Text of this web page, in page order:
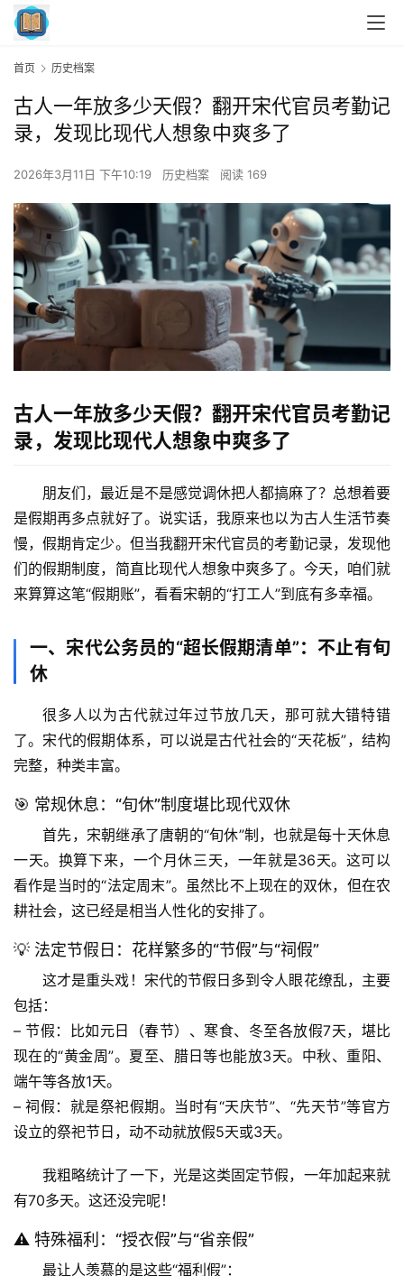
首页 历史档案
古人一年放多少天假？翻开宋代官员考勤记
录，发现比现代人想象中爽多了
2026年3月11日 下午10:19 历史档案 阅读 169
古人一年放多少天假？翻开宋代官员考勤记
录，发现比现代人想象中爽多了
朋友们，最近是不是感觉调休把人都搞麻了？总想着要
是假期再多点就好了。说实话，我原来也以为古人生活节奏
慢，假期肯定少。但当我翻开宋代官员的考勤记录，发现他
们的假期制度，简直比现代人想象中爽多了。今天，咱们就
来算算这笔“假期账”，看看宋朝的“打工人”到底有多幸福。
一、宋代公务员的“超长假期清单”：不止有旬
休
很多人以为古代就过年过节放几天，那可就大错特错
了。宋代的假期体系，可以说是古代社会的“天花板”，结构
完整，种类丰富。
🎯 常规休息：“旬休”制度堪比现代双休
首先，宋朝继承了唐朝的“旬休”制，也就是每十天休息
一天。换算下来，一个月休三天，一年就是36天。这可以
看作是当时的“法定周末”。虽然比不上现在的双休，但在农
耕社会，这已经是相当人性化的安排了。
💡 法定节假日：花样繁多的“节假”与“祠假”
这才是重头戏！宋代的节假日多到令人眼花缭乱，主要
包括：
– 节假 ：比如元日（春节）、寒食、冬至各放假7天，堪比
现在的“黄金周”。夏至、腊日等也能放3天。中秋、重阳、
端午等各放1天。
– 祠假 ：就是祭祀假期。当时有“天庆节”、“先天节”等官方
设立的祭祀节日，动不动就放假5天或3天。
我粗略统计了一下， 光是这类固定节假，一年加起来就
有70多天。这还没完呢！
⚠️ 特殊福利：“授衣假”与“省亲假”
最让人羡慕的是这些“福利假”：